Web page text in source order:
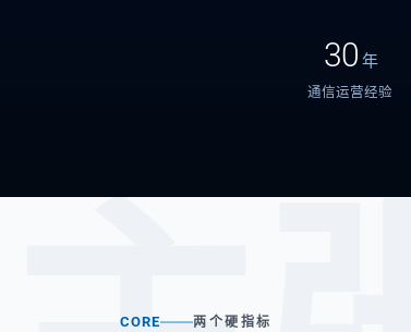
30 年
通信运营经验
CORE 两个硬指标